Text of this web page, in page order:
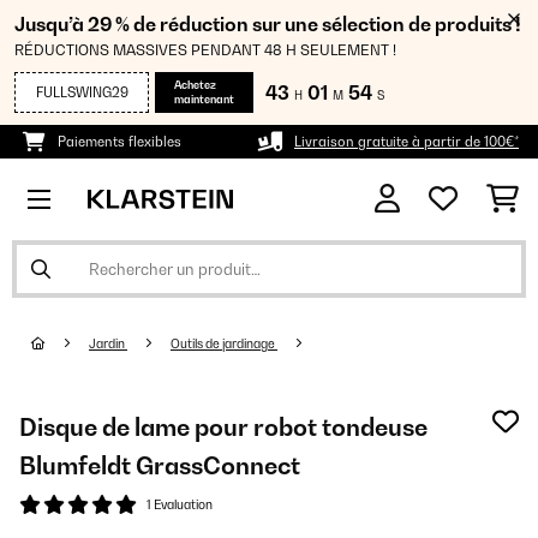
Jusqu’à 29 % de réduction sur une sélection de produits !
RÉDUCTIONS MASSIVES PENDANT 48 H SEULEMENT !
FULLSWING29
Achetez
maintenant
43 H 01 M 54 S
Paiements flexibles Livraison gratuite à partir de 100€*
Jardin Outils de jardinage
Disque de lame pour robot tondeuse
Blumfeldt GrassConnect
1 Evaluation